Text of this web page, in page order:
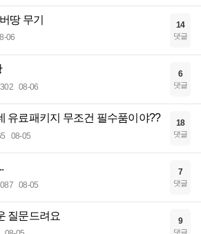
땅 무기
06
14
댓글
08-06
6
댓글
유료패키지 무조건 필수품이야??
08-05
18
댓글
08-05
7
댓글
질문드려요 9
댓글